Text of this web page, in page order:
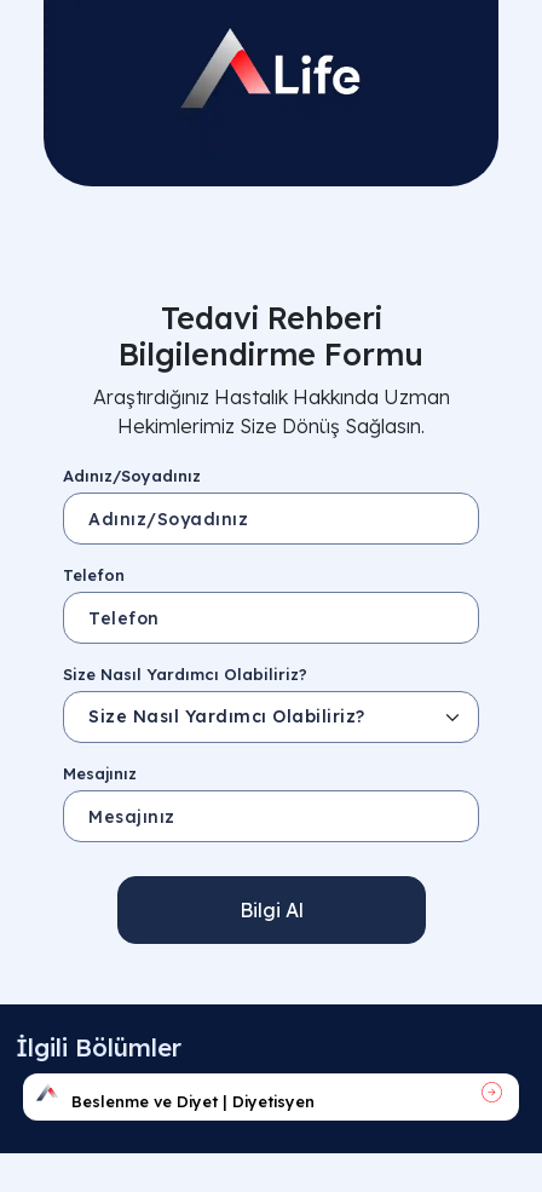
Tedavi Rehberi
Bilgilendirme Formu
Araştırdığınız Hastalık Hakkında Uzman
Hekimlerimiz Size Dönüş Sağlasın.
Adınız/Soyadınız
Telefon
Size Nasıl Yardımcı Olabiliriz?
Mesajınız
Bilgi Al